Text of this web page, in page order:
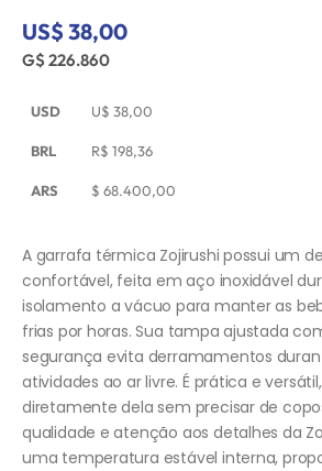
US$ 38,00
G$ 226.860
USD U$ 38,00
BRL R$ 198,36
ARS $ 68.400,00
A garrafa térmica Zojirushi possui um
confortável, feita em aço inoxidável
isolamento a vácuo para manter as
frias por horas. Sua tampa ajustada
segurança evita derramamentos
atividades ao ar livre. É prática e
diretamente dela sem precisar de
qualidade e atenção aos detalhes da
uma temperatura estável interna,